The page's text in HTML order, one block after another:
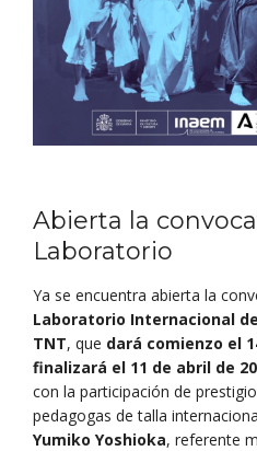
Abierta la
Laboratorio
Ya se encuentra abierta la
Laboratorio Internacional
TNT, que dará comienzo el
finalizará el 11 de abril de
con la participación de
pedagogas de talla
Yumiko Yoshioka, referente